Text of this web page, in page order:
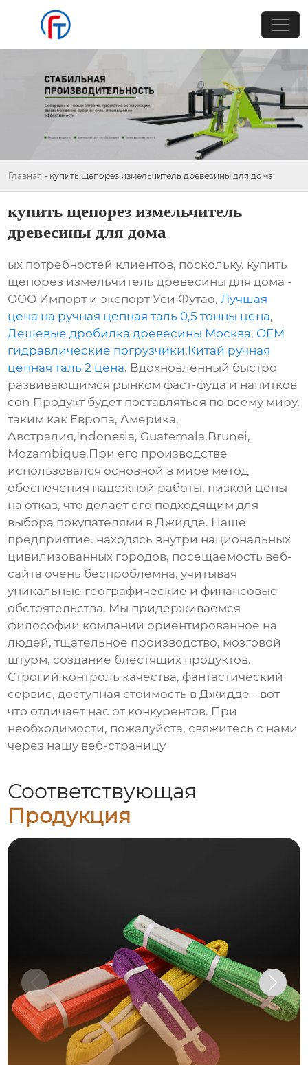
Главная - купить щепорез измельчитель древесины для дома
купить щепорез измельчитель
древесины для дома
ых потребностей клиентов, поскольку. купить
щепорез измельчитель древесины для дома -
ООО Импорт и экспорт Уси Футао, Лучшая
цена на ручная цепная таль 0,5 тонны цена,
Дешевые дробилка древесины Москва, OEM
гидравлические погрузчики,Китай ручная
цепная таль 2 цена. Вдохновленный быстро
развивающимся рынком фаст-фуда и напитков
con Продукт будет поставляться по всему миру,
таким как Европа, Америка,
Австралия,Indonesia, Guatemala,Brunei,
Mozambique.При его производстве
использовался основной в мире метод
обеспечения надежной работы, низкой цены
на отказ, что делает его подходящим для
выбора покупателями в Джидде. Наше
предприятие. находясь внутри национальных
цивилизованных городов, посещаемость веб-
сайта очень беспроблемна, учитывая
уникальные географические и финансовые
обстоятельства. Мы придерживаемся
философии компании ориентированное на
людей, тщательное производство, мозговой
штурм, создание блестящих продуктов.
Строгий контроль качества, фантастический
сервис, доступная стоимость в Джидде - вот
что отличает нас от конкурентов. При
необходимости, пожалуйста, свяжитесь с нами
через нашу веб-страницу
Соответствующая
Продукция